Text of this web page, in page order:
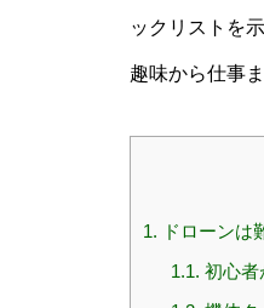
ックリストを
趣味から仕事
1. ドローンは
1.1. 初心者